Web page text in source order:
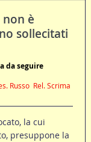
non è
sollecitati
da seguire
Russo  Rel. Scrima
la cui
presuppone la